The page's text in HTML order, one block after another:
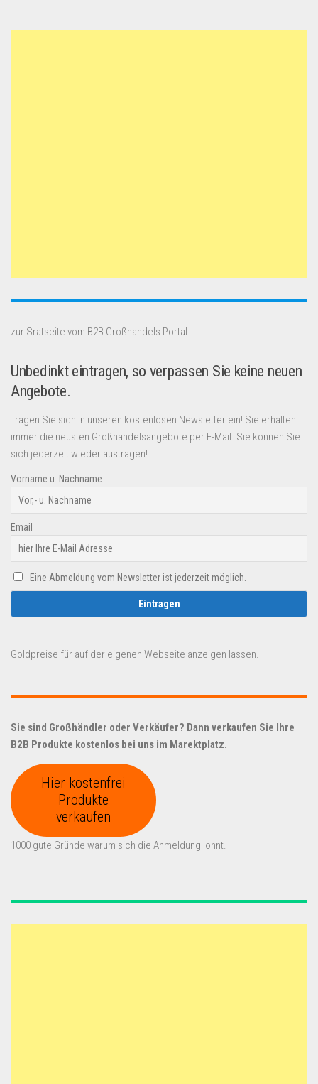
zur Sratseite vom B2B Großhandels Portal
Unbedinkt eintragen, so verpassen Sie keine neuen
Angebote.
Tragen Sie sich in unseren kostenlosen Newsletter ein! Sie erhalten
immer die neusten Großhandelsangebote per E-Mail. Sie können Sie
sich jederzeit wieder austragen!
Vorname u. Nachname
Email
Eine Abmeldung vom Newsletter ist jederzeit möglich.
Goldpreise für auf der eigenen Webseite anzeigen lassen.
Sie sind Großhändler oder Verkäufer? Dann verkaufen Sie Ihre
B2B Produkte kostenlos bei uns im Marektplatz.
Hier kostenfrei
Produkte
verkaufen
1000 gute Gründe warum sich die Anmeldung lohnt.